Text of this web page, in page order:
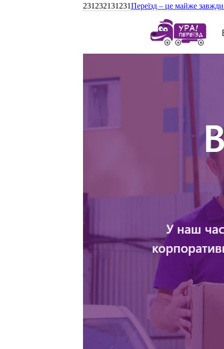
231232131231Переїзд – це майже